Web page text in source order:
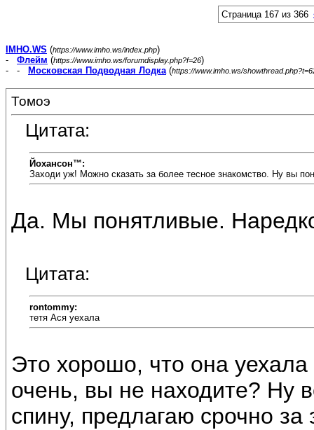
Страница 167 из 366
IMHO.WS (https://www.imho.ws/index.php)
- Флейм (https://www.imho.ws/forumdisplay.php?f=26)
- -
Московская Подводная Лодка(https://www.imho.ws/
Томоэ
Цитата:
Йохансон™:
Заходи уж! Можно сказать за более тесное знакомство. Ну вы
Да. Мы понятливые.
Цитата:
rontommy:
тетя Ася уехала
Это хорошо, что она
очень, вы не находите? Ну
спину, предлагаю срочно за